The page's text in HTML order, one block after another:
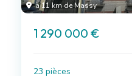
à 11 km de Massy
1 290 000 €
23 pièces